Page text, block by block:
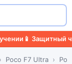
📱 Защитный
Poco F7 Ultra